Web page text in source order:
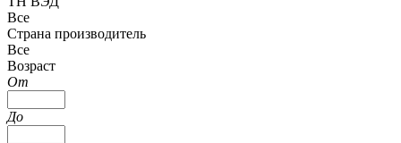
Все
Страна производитель
Все
Возраст
От
До